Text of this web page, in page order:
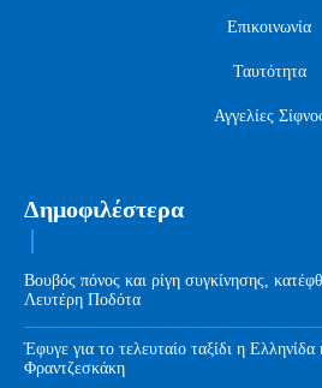
Επικοινωνία
Ταυτότητα
Αγγελίες
Δημοφιλέστερα
Βουβός πόνος και ρίγη συγκίνησης,
Λευτέρη Ποδότα
Έφυγε για το τελευταίο ταξίδι η
Φραντζεσκάκη